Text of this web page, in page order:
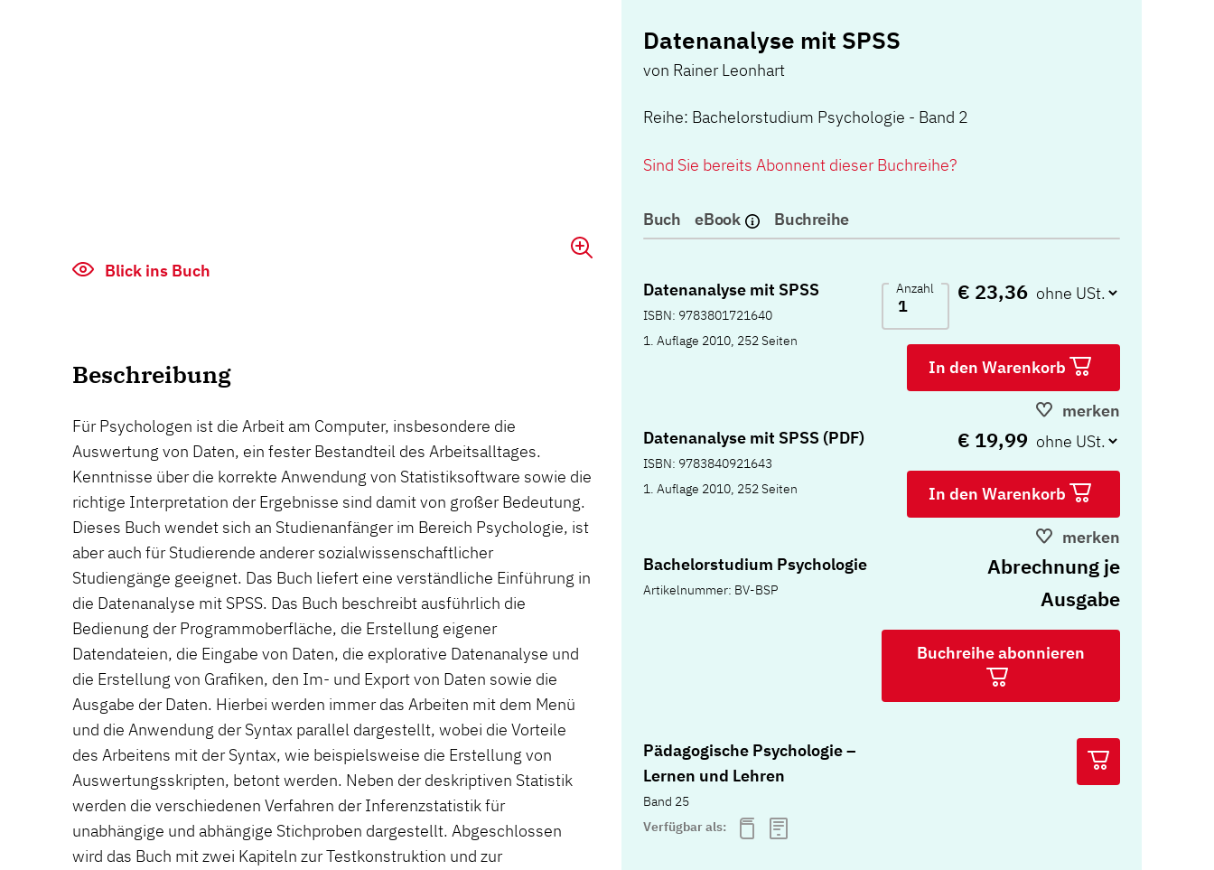
Datenanalyse mit SPSS
von Rainer Leonhart
Reihe: Bachelorstudium Psychologie - Band 2
Sind Sie bereits Abonnent dieser Buchreihe?
Buch eBook Buchreihe
Datenanalyse mit SPSS
ISBN: 9783801721640
1. Auflage 2010, 252 Seiten
Anzahl € 23,36
In den Warenkorb
merken
Datenanalyse mit SPSS (PDF)
ISBN: 9783840921643
1. Auflage 2010, 252 Seiten
€ 19,99
In den Warenkorb
merken
Bachelorstudium Psychologie
Artikelnummer: BV-BSP
Abrechnung je
Ausgabe
Buchreihe abonnieren
Pädagogische Psychologie –
Lernen und Lehren
Band 25
Verfügbar als:
Blick ins Buch
Beschreibung
Für Psychologen ist die Arbeit am Computer, insbesondere die
Auswertung von Daten, ein fester Bestandteil des Arbeitsalltages.
Kenntnisse über die korrekte Anwendung von Statistiksoftware sowie die
richtige Interpretation der Ergebnisse sind damit von großer Bedeutung.
Dieses Buch wendet sich an Studienanfänger im Bereich Psychologie, ist
aber auch für Studierende anderer sozialwissenschaftlicher
Studiengänge geeignet. Das Buch liefert eine verständliche Einführung in
die Datenanalyse mit SPSS. Das Buch beschreibt ausführlich die
Bedienung der Programmoberfläche, die Erstellung eigener
Datendateien, die Eingabe von Daten, die explorative Datenanalyse und
die Erstellung von Grafiken, den Im- und Export von Daten sowie die
Ausgabe der Daten. Hierbei werden immer das Arbeiten mit dem Menü
und die Anwendung der Syntax parallel dargestellt, wobei die Vorteile
des Arbeitens mit der Syntax, wie beispielsweise die Erstellung von
Auswertungsskripten, betont werden. Neben der deskriptiven Statistik
werden die verschiedenen Verfahren der Inferenzstatistik für
unabhängige und abhängige Stichproben dargestellt. Abgeschlossen
wird das Buch mit zwei Kapiteln zur Testkonstruktion und zur